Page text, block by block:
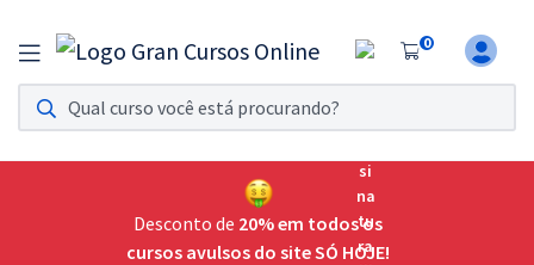
0
Assinatura Ilimitada 11
Acesso a todos os cursos. Teste grátis por 7 dias!
Assinatura OAB Até Passar
Acesso ilimitado a toda preparação para o Exame da
Desconto de 20% em todos os
cursos avulsos do site SÓ HOJE!